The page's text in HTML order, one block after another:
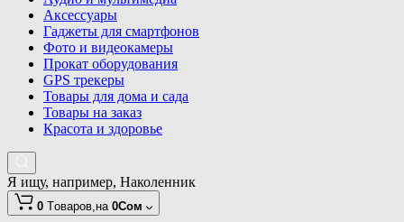
Аксессуары
Гаджеты для смартфонов
Фото и видеокамеры
Прокат оборудования
GPS трекеры
Товары для дома и сада
Товары на заказ
Красота и здоровье
Я ищу, например, Наколенник
0 Tоваров,на 0Сом